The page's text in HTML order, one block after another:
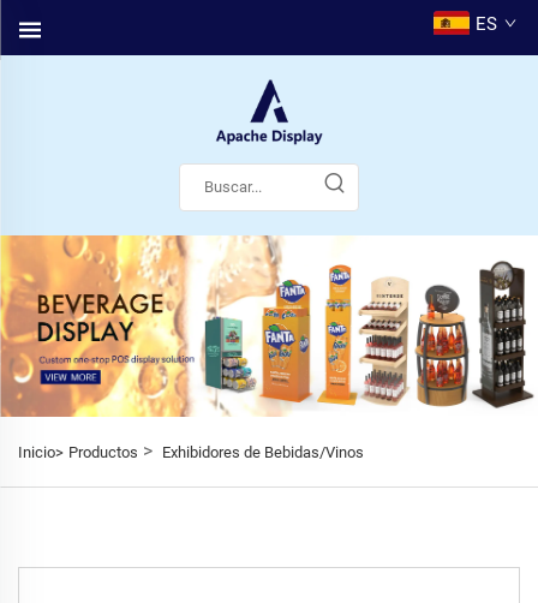
ES
Inicio> Productos > Exhibidores de Bebidas/Vinos